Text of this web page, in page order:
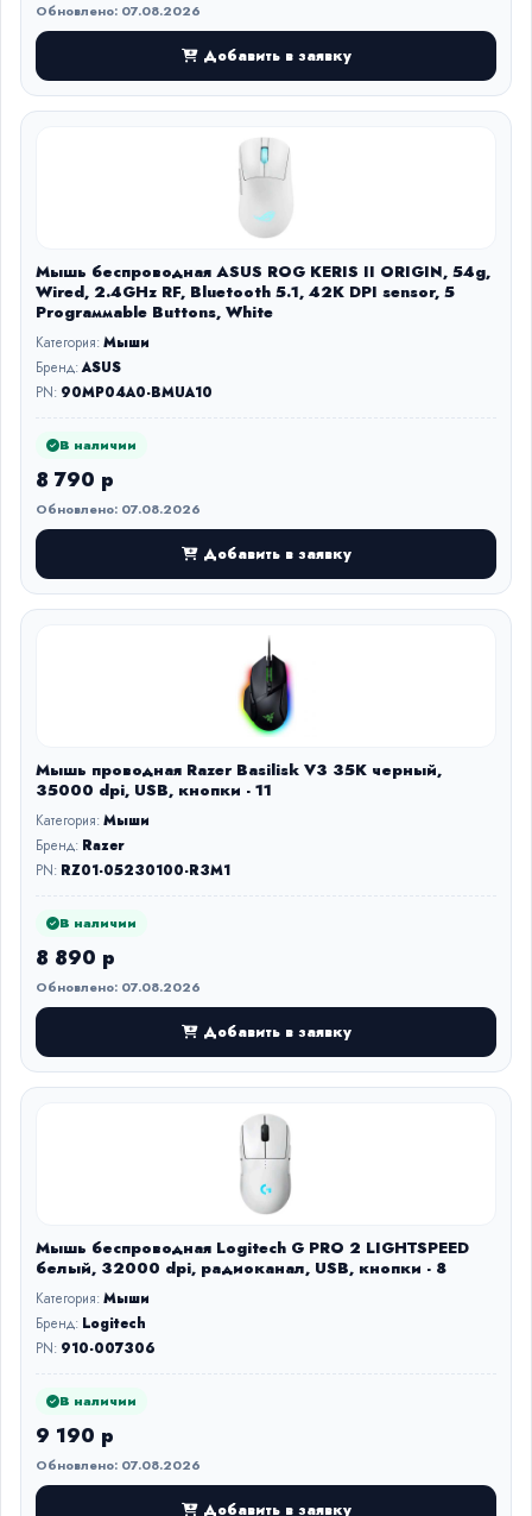
Обновлено: 07.08.2026
Добавить в заявку
Мышь беспроводная ASUS ROG KERIS II ORIGIN, 54g,
Wired, 2.4GHz RF, Bluetooth 5.1, 42K DPI sensor, 5
Prograммable Buttons, White
Категория:Мыши
Бренд:ASUS
PN: 90MP04A0-BMUA10
В наличии
8 790 р
Обновлено: 07.08.2026
Добавить в заявку
Мышь проводная Razer Basilisk V3 35K черный,
35000 dpi, USB, кнопки - 11
Категория:Мыши
Бренд: Razer
PN: RZ01-05230100-R3M1
В наличии
8 890 р
Обновлено: 07.08.2026
Добавить в заявку
Мышь беспроводная Logitech G PRO 2 LIGHTSPEED
белый, 32000 dpi, радиоканал, USB, кнопки - 8
Категория:Мыши
Бренд: Logitech
PN: 910-007306
В наличии
9 190 р
Обновлено: 07.08.2026
Добавить в заявку